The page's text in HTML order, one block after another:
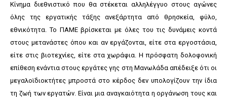
Κίνημα διεθνιστικό που θα στέκεται αλληλέγγυο στους αγώνες
όλης της εργατικής τάξης ανεξάρτητα από θρησκεία, φύλο,
εθνικότητα. Το ΠΑΜΕ βρίσκεται με όλες του τις δυνάμεις κοντά
στους μετανάστες όπου και αν εργάζονται, είτε στα εργοστάσια,
είτε στις βιοτεχνίες, είτε στα χωράφια. Η πρόσφατη δολοφονική
επίθεση ενάντια στους εργάτες γης στη Μανωλάδα απέδειξε ότι οι
μεγαλοϊδιοκτήτες μπροστά στο κέρδος δεν υπολογίζουν την ίδια
τη ζωή των εργατών. Είναι μια αναγκαιότητα η οργάνωση τους και